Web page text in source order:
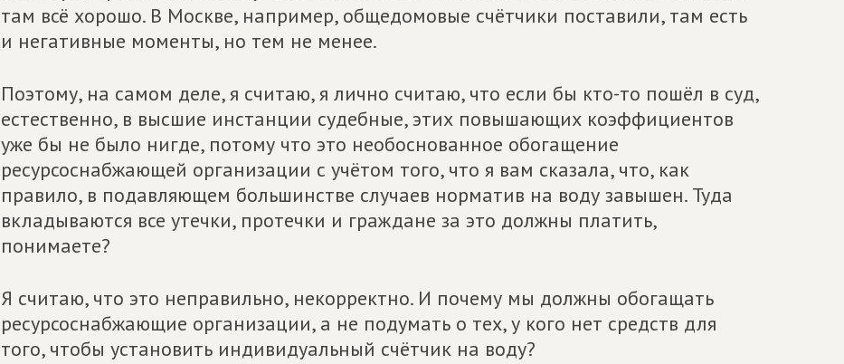
там всё хорошо. В Москве, например, общедомовые счётчики поставили, там есть
и негативные моменты, но тем не менее.
Поэтому, на самом деле, я считаю, я лично считаю, что если бы кто-то пошёл в суд,
естественно, в высшие инстанции судебные, этих повышающих коэффициентов
уже бы не было нигде, потому что это необоснованное обогащение
ресурсоснабжающей организации с учётом того, что я вам сказала, что, как
правило, в подавляющем большинстве случаев норматив на воду завышен. Туда
вкладываются все утечки, протечки и граждане за это должны платить,
понимаете?
Я считаю, что это неправильно, некорректно. И почему мы должны обогащать
ресурсоснабжающие организации, а не подумать о тех, у кого нет средств для
того, чтобы установить индивидуальный счётчик на воду?